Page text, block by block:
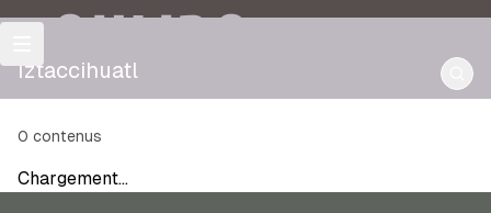
OULIPO
Iztaccihuatl
0 contenus
Chargement…